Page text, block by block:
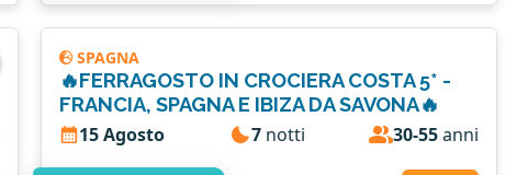
SPAGNA
🔥FERRAGOSTO IN CROCIERA COSTA 5* -
FRANCIA, SPAGNA E IBIZA DA SAVONA🔥
15 Agosto 7notti 30-55anni